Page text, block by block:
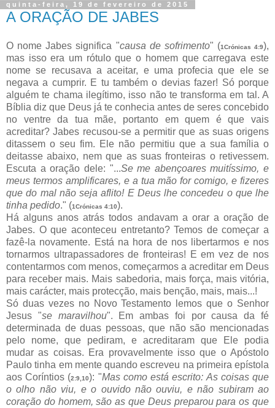
quinta-feira, 19 de fevereiro de 2015
A ORAÇÃO DE JABES
O nome Jabes significa "causa de sofrimento" (1Crónicas 4:9),
mas isso era um rótulo que o homem que carregava este
nome se recusava a aceitar, e uma profecia que ele se
negava a cumprir. E tu também o devias fazer! Só porque
alguém te chama ilegítimo, isso não te transforma em tal. A
Bíblia diz que Deus já te conhecia antes de seres concebido
no ventre da tua mãe, portanto em quem é que vais
acreditar? Jabes recusou-se a permitir que as suas origens
ditassem o seu fim. Ele não permitiu que a sua família o
deitasse abaixo, nem que as suas fronteiras o retivessem.
Escuta a oração dele: "...Se me abençoares muitíssimo, e
meus termos amplificares, e a tua mão for comigo, e fizeres
que do mal não seja aflito! E Deus lhe concedeu o que lhe
tinha pedido." (1Crónicas 4:10).
Há alguns anos atrás todos andavam a orar a oração de
Jabes. O que aconteceu entretanto? Temos de começar a
fazê-la novamente. Está na hora de nos libertarmos e nos
tornarmos ultrapassadores de fronteiras! E em vez de nos
contentarmos com menos, começarmos a acreditar em Deus
para receber mais. Mais sabedoria, mais força, mais vitória,
mais carácter, mais protecção, mais benção, mais, mais...!
Só duas vezes no Novo Testamento lemos que o Senhor
Jesus "se maravilhou". Em ambas foi por causa da fé
determinada de duas pessoas, que não são mencionadas
pelo nome, que pediram, e acreditaram que Ele podia
mudar as coisas. Era provavelmente isso que o Apóstolo
Paulo tinha em mente quando escreveu na primeira epístola
aos Coríntios (2:9,10): "Mas como está escrito: As coisas que
o olho não viu, e o ouvido não ouviu, e não subiram ao
coração do homem, são as que Deus preparou para os que